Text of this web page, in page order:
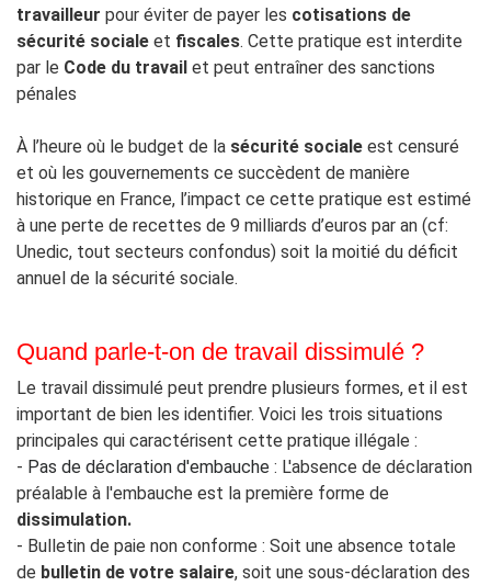
travailleur pour éviter de payer les cotisations de
sécurité sociale et fiscales. Cette pratique est interdite
par le Code du travail et peut entraîner des sanctions
pénales
À l’heure où le budget de la sécurité sociale est censuré
et où les gouvernements ce succèdent de manière
historique en France, l’impact ce cette pratique est estimé
à une perte de recettes de 9 milliards d’euros par an (cf:
Unedic, tout secteurs confondus) soit la moitié du déficit
annuel de la sécurité sociale.
Quand parle-t-on de travail dissimulé ?
Le travail dissimulé peut prendre plusieurs formes, et il est
important de bien les identifier. Voici les trois situations
principales qui caractérisent cette pratique illégale :
- Pas de déclaration d'embauche : L'absence de déclaration
préalable à l'embauche est la première forme de
dissimulation.
- Bulletin de paie non conforme : Soit une absence totale
de bulletin de votre salaire, soit une sous-déclaration des